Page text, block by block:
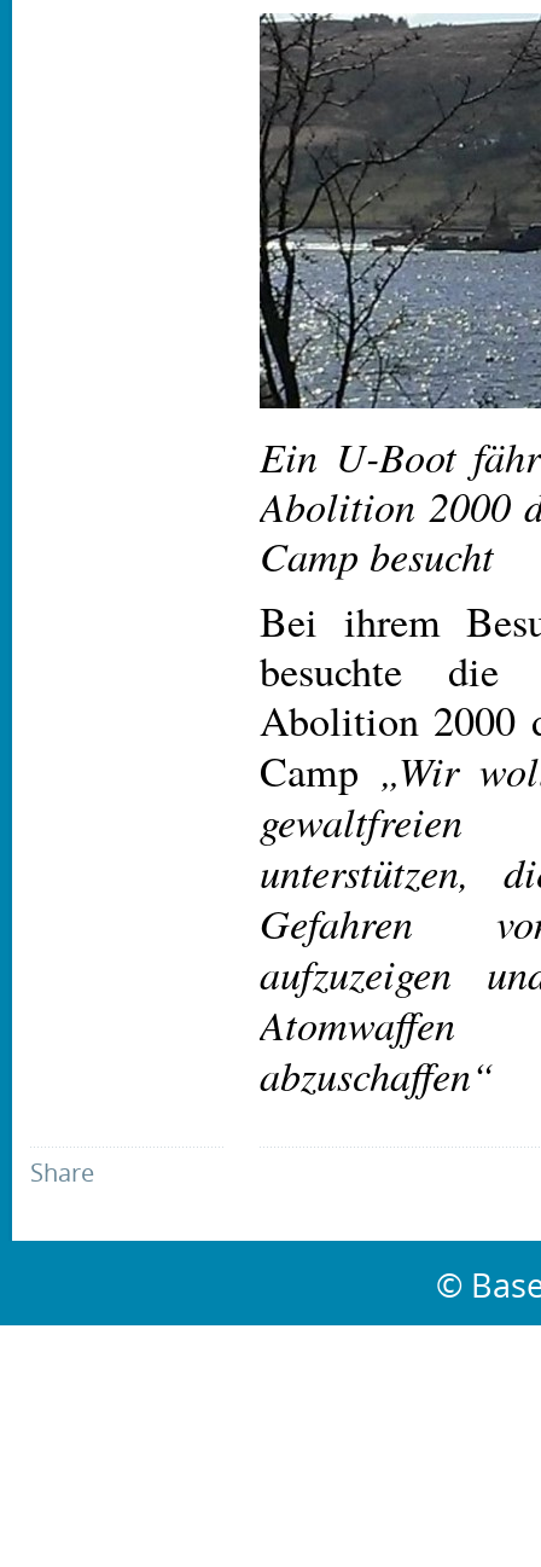
Ein U-Boot
Abolition 2000
Camp besucht
Bei ihrem
besuchte die
Abolition 2000
Camp „Wir
unterstützen,
Gefahren
aufzuzeigen
abzuschaffen“
Share
©